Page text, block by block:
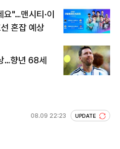
요"…맨시티·이
혼잡 예상
…향년 68세
08.09 22:23 UPDATE